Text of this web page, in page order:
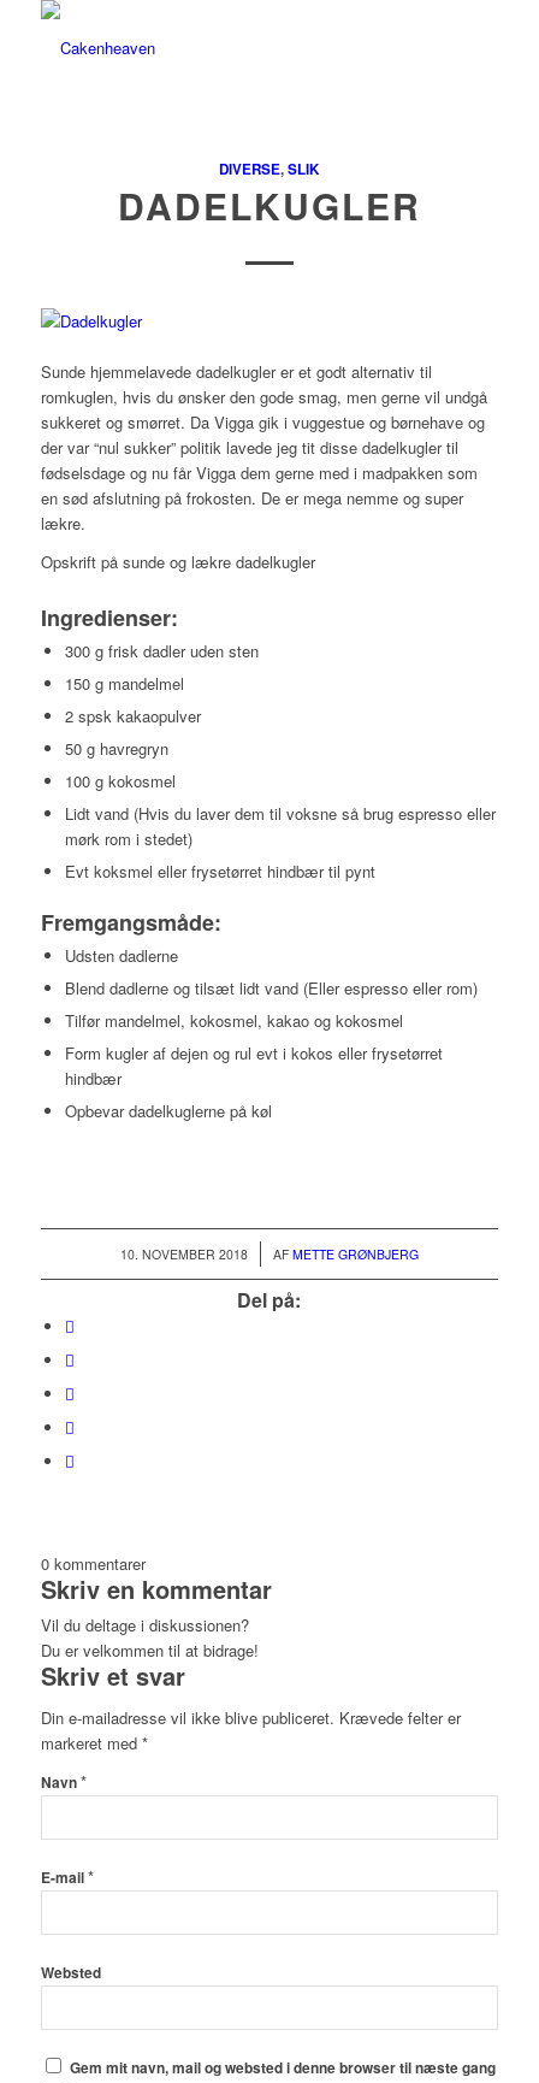
DIVERSE,SLIK
DADELKUGLER
Sunde hjemmelavede dadelkugler er et godt alternativ til
romkuglen, hvis du ønsker den gode smag, men gerne vil undgå
sukkeret og smørret. Da Vigga gik i vuggestue og børnehave og
der var “nul sukker” politik lavede jeg tit disse dadelkugler til
fødselsdage og nu får Vigga dem gerne med i madpakken som
en sød afslutning på frokosten. De er mega nemme og super
lækre.
Opskrift på sunde og lækre dadelkugler
Ingredienser:
300 g frisk dadler uden sten
150 g mandelmel
2 spsk kakaopulver
50 g havregryn
100 g kokosmel
Lidt vand (Hvis du laver dem til voksne så brug espresso eller
mørk rom i stedet)
Evt koksmel eller frysetørret hindbær til pynt
Fremgangsmåde:
Udsten dadlerne
Blend dadlerne og tilsæt lidt vand (Eller espresso eller rom)
Tilfør mandelmel, kokosmel, kakao og kokosmel
Form kugler af dejen og rul evt i kokos eller frysetørret
hindbær
Opbevar dadelkuglerne på køl
10. NOVEMBER 2018
/ AF METTE GRØNBJERG
Del på:
0 kommentarer
Skriv en kommentar
Vil du deltage i diskussionen?
Du er velkommen til at bidrage!
Skriv et svar
Din e-mailadresse vil ikke blive publiceret. Krævede felter er
markeret med *
Navn*
E-mail*
Websted
Gem mit navn, mail og websted i denne browser til næste gang